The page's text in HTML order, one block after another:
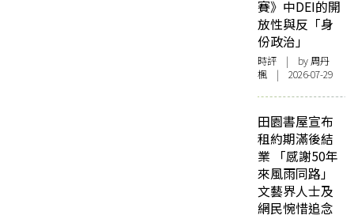
賽》中DEI的開
放性與反「身
份政治」
時評 | by周丹
楓 | 2026-07-29
田園書屋宣布
租約期滿後結
業 「感謝50年
來風雨同路」
文藝界人士及
網民惋惜追念